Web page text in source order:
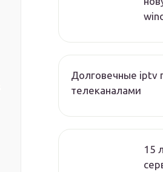
Долговечные iptv
телеканалами
15